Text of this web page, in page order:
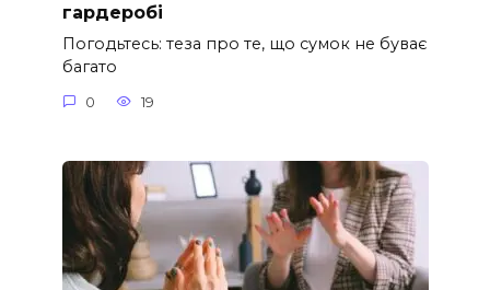
гардеробі
Погодьтесь: теза про те, що сумок не буває
багато
0 19